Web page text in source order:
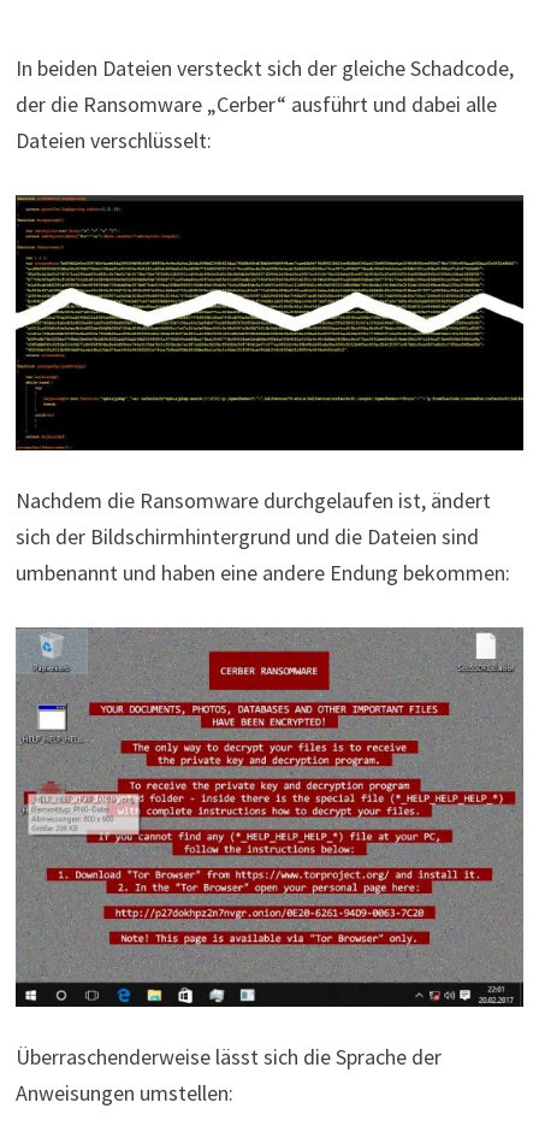
In beiden Dateien versteckt sich der gleiche Schadcode,
der die Ransomware „Cerber“ ausführt und dabei alle
Dateien verschlüsselt:
Nachdem die Ransomware durchgelaufen ist, ändert
sich der Bildschirmhintergrund und die Dateien sind
umbenannt und haben eine andere Endung bekommen:
Überraschenderweise lässt sich die Sprache der
Anweisungen umstellen: